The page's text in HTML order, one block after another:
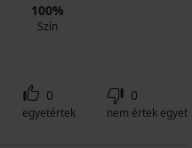
100%
Szín
0
egyetértek
0
nem értek egyet